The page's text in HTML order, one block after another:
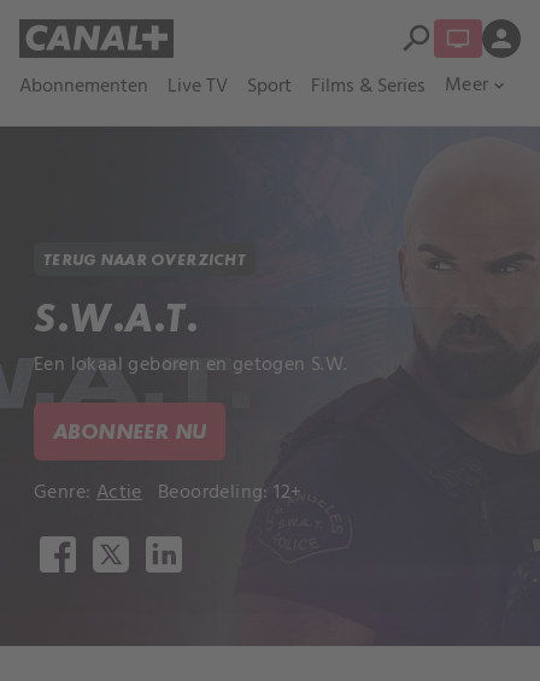
Abonnementen Live TV Sport Films & Series Meer expand_more
search person
TERUG NAAR OVERZICHT
S.W.A.T.
Een lokaal geboren en getogen S.W.
ABONNEER NU
Genre: Actie Beoordeling: 12+